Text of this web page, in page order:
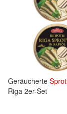
Geräucherte
Riga 2er-Set